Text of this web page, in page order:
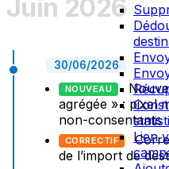
Lien
Juin 2026
30/06/2026
NOUVEAU
agrégée » : pixel
non-consentants
CORRECTIF
de l’import de